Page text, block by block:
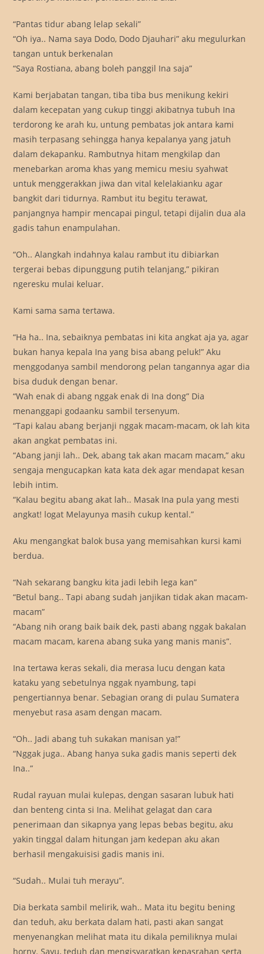
“Pantas tidur abang lelap sekali”
“Oh iya.. Nama saya Dodo, Dodo Djauhari” aku megulurkan
tangan untuk berkenalan
“Saya Rostiana, abang boleh panggil Ina saja”
Kami berjabatan tangan, tiba tiba bus menikung kekiri
dalam kecepatan yang cukup tinggi akibatnya tubuh Ina
terdorong ke arah ku, untung pembatas jok antara kami
masih terpasang sehingga hanya kepalanya yang jatuh
dalam dekapanku. Rambutnya hitam mengkilap dan
menebarkan aroma khas yang memicu mesiu syahwat
untuk menggerakkan jiwa dan vital kelelakianku agar
bangkit dari tidurnya. Rambut itu begitu terawat,
panjangnya hampir mencapai pingul, tetapi dijalin dua ala
gadis tahun enampulahan.
“Oh.. Alangkah indahnya kalau rambut itu dibiarkan
tergerai bebas dipunggung putih telanjang,” pikiran
ngeresku mulai keluar.
Kami sama sama tertawa.
“Ha ha.. Ina, sebaiknya pembatas ini kita angkat aja ya, agar
bukan hanya kepala Ina yang bisa abang peluk!” Aku
menggodanya sambil mendorong pelan tangannya agar dia
bisa duduk dengan benar.
“Wah enak di abang nggak enak di Ina dong” Dia
menanggapi godaanku sambil tersenyum.
“Tapi kalau abang berjanji nggak macam-macam, ok lah kita
akan angkat pembatas ini.
“Abang janji lah.. Dek, abang tak akan macam macam,” aku
sengaja mengucapkan kata kata dek agar mendapat kesan
lebih intim.
“Kalau begitu abang akat lah.. Masak Ina pula yang mesti
angkat! logat Melayunya masih cukup kental.”
Aku mengangkat balok busa yang memisahkan kursi kami
berdua.
“Nah sekarang bangku kita jadi lebih lega kan”
“Betul bang.. Tapi abang sudah janjikan tidak akan macam-
macam”
“Abang nih orang baik baik dek, pasti abang nggak bakalan
macam macam, karena abang suka yang manis manis”.
Ina tertawa keras sekali, dia merasa lucu dengan kata
kataku yang sebetulnya nggak nyambung, tapi
pengertiannya benar. Sebagian orang di pulau Sumatera
menyebut rasa asam dengan macam.
“Oh.. Jadi abang tuh sukakan manisan ya!”
“Nggak juga.. Abang hanya suka gadis manis seperti dek
Ina..”
Rudal rayuan mulai kulepas, dengan sasaran lubuk hati
dan benteng cinta si Ina. Melihat gelagat dan cara
penerimaan dan sikapnya yang lepas bebas begitu, aku
yakin tinggal dalam hitungan jam kedepan aku akan
berhasil mengakuisisi gadis manis ini.
“Sudah.. Mulai tuh merayu”.
Dia berkata sambil melirik, wah.. Mata itu begitu bening
dan teduh, aku berkata dalam hati, pasti akan sangat
menyenangkan melihat mata itu dikala pemiliknya mulai
horny. Sayu, teduh dan mengisyaratkan kepasrahan serta